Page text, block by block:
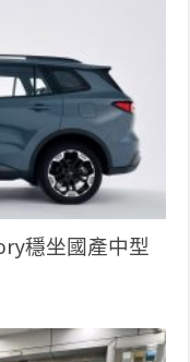
穩坐國產中型